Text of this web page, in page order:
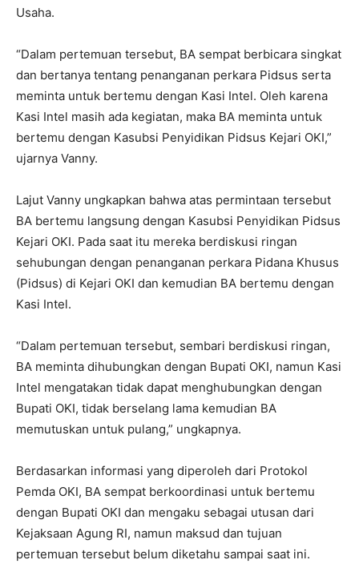
Usaha.
“Dalam pertemuan tersebut, BA sempat berbicara singkat
dan bertanya tentang penanganan perkara Pidsus serta
meminta untuk bertemu dengan Kasi Intel. Oleh karena
Kasi Intel masih ada kegiatan, maka BA meminta untuk
bertemu dengan Kasubsi Penyidikan Pidsus Kejari OKI,”
ujarnya Vanny.
Lajut Vanny ungkapkan bahwa atas permintaan tersebut
BA bertemu langsung dengan Kasubsi Penyidikan Pidsus
Kejari OKI. Pada saat itu mereka berdiskusi ringan
sehubungan dengan penanganan perkara Pidana Khusus
(Pidsus) di Kejari OKI dan kemudian BA bertemu dengan
Kasi Intel.
“Dalam pertemuan tersebut, sembari berdiskusi ringan,
BA meminta dihubungkan dengan Bupati OKI, namun Kasi
Intel mengatakan tidak dapat menghubungkan dengan
Bupati OKI, tidak berselang lama kemudian BA
memutuskan untuk pulang,” ungkapnya.
Berdasarkan informasi yang diperoleh dari Protokol
Pemda OKI, BA sempat berkoordinasi untuk bertemu
dengan Bupati OKI dan mengaku sebagai utusan dari
Kejaksaan Agung RI, namun maksud dan tujuan
pertemuan tersebut belum diketahu sampai saat ini.